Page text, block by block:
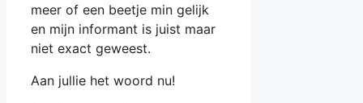
meer of een beetje min gelijk
en mijn informant is juist maar
niet exact geweest.
Aan jullie het woord nu!